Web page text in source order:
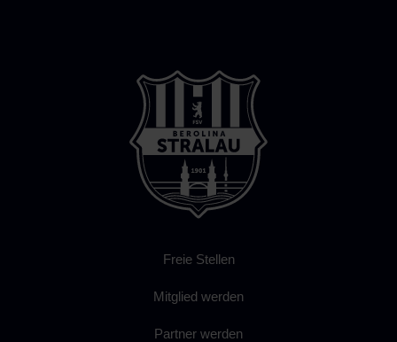
Freie Stellen
Mitglied werden
Partner werden